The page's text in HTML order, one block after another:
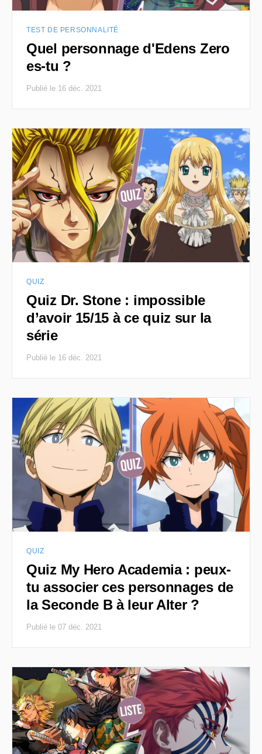
TEST DE PERSONNALITÉ
Quel personnage d'Edens Zero
es-tu ?
Publié le 16 déc. 2021
QUIZ
Quiz Dr. Stone : impossible
d’avoir 15/15 à ce quiz sur la
série
Publié le 16 déc. 2021
QUIZ
Quiz My Hero Academia : peux-
tu associer ces personnages de
la Seconde B à leur Alter ?
Publié le 07 déc. 2021